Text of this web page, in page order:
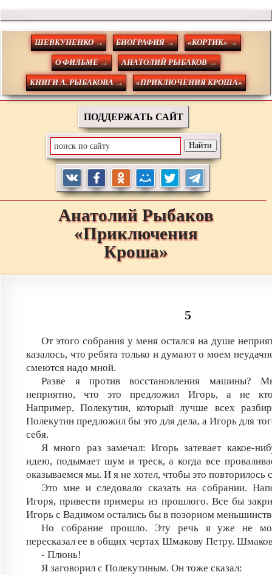
ШЕВКУНЕНКО → БИОГРАФИЯ → «КОРТИК» →
О ФИЛЬМЕ → АНАТОЛИЙ РЫБАКОВ →
КНИГИ А. РЫБАКОВА → «ПРИКЛЮЧЕНИЯ КРОША»
ПОДДЕРЖАТЬ САЙТ
Анатолий Рыбаков
«Приключения
Кроша»
5
От этого собрания у меня остался на душе
казалось, что ребята только и думают о моем
смеются надо мной.
Разве я против восстановления машины?
неприятно, что это предложил Игорь, а не
Например, Полекутин, который лучше всех
Полекутин предложил бы это для дела, а Игорь для
себя.
Я много раз замечал: Игорь затевает какое-
идею, подымает шум и треск, а когда все
оказываемся мы. И я не хотел, чтобы это повторилось
Это мне и следовало сказать на собрании.
Игоря, привести примеры из прошлого. Все бы
Игорь с Вадимом остались бы в позорном
Но собрание прошло. Эту речь я уже не
пересказал ее в общих чертах Шмакову Петру.
- Плюнь!
Я заговорил с Полекутиным. Он тоже сказал: